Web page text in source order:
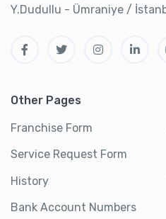
Y.Dudullu - Ümraniye /
Other Pages
Franchise Form
Service Request Form
History
Bank Account Numbers